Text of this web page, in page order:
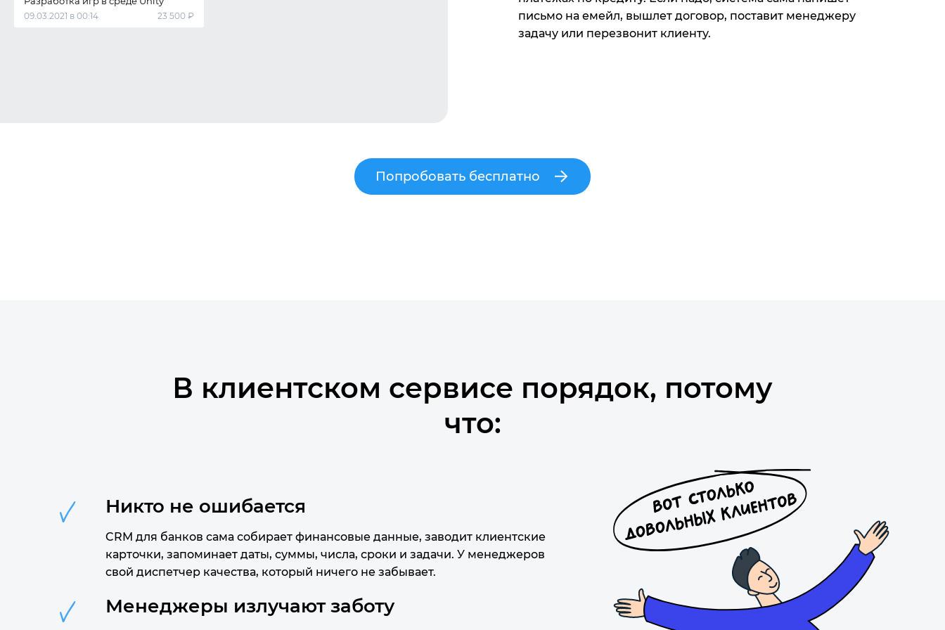
09.03.2021 в 00:14 23 500 ₽
письмо на емейл, вышлет договор, поставит менеджеру
задачу или перезвонит клиенту.
Попробовать бесплатно
В клиентском сервисе порядок, потому
что:
Никто не ошибается
CRM для банков сама собирает финансовые данные, заводит клиентские
карточки, запоминает даты, суммы, числа, сроки и задачи. У менеджеров
свой диспетчер качества, который ничего не забывает.
Менеджеры излучают заботу